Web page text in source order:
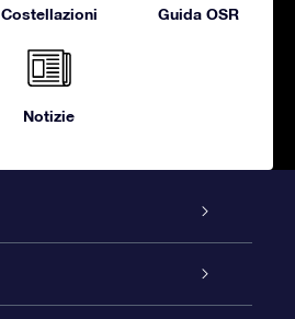
Costellazioni Guida OSR
Notizie